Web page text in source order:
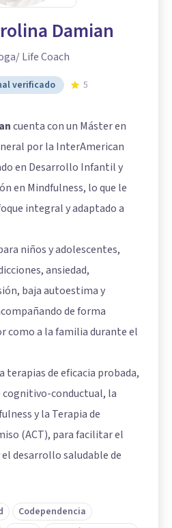
Damian
Life Coach
verificado 5
cuenta con un Máster en
por la InterAmerican
en Desarrollo Infantil y
en Mindfulness, lo que le
integral y adaptado a
niños y adolescentes,
ansiedad,
baja autoestima y
de forma
como a la familia durante el
terapias de eficacia probada,
cognitivo-conductual, la
y la Terapia de
(ACT), para facilitar el
desarrollo saludable de
Codependencia